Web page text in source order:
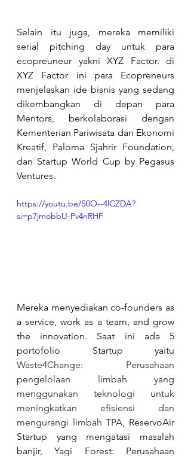
Selain itu juga, mereka memiliki
serial pitching day untuk para
ecopreuneur yakni XYZ Factor. di
XYZ Factor ini para Ecopreneurs
menjelaskan ide bisnis yang sedang
dikembangkan di depan para
Mentors, berkolaborasi dengan
Kementerian Pariwisata dan Ekonomi
Kreatif, Paloma Sjahrir Foundation,
dan Startup World Cup by Pegasus
Ventures.
https://youtu.be/S0O--4lCZDA?
si=p7jmobbU-Pv4nRHF
Mereka menyediakan co-founders as
a service, work as a team, and grow
the innovation. Saat ini ada 5
Waste4Change: Perusahaan
pengelolaan limbah yang
menggunakan teknologi untuk
meningkatkan efisiensi dan
mengurangi limbah TPA, ReservoAir
Startup yang mengatasi masalah
banjir, Yagi Forest: Perusahaan